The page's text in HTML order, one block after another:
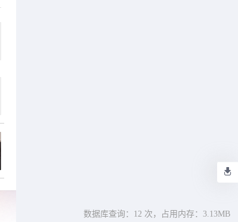
数据库查询：12 次， 占用内存：3.13MB